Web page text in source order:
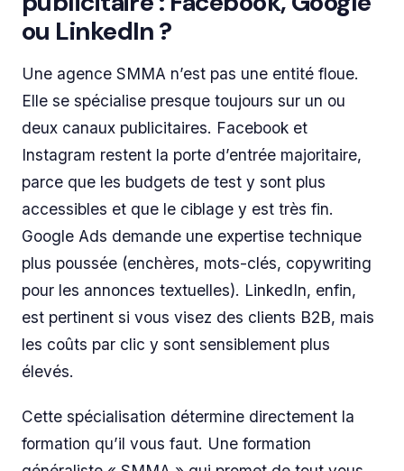
ou LinkedIn ?
Une agence SMMA n’est pas une entité floue.
Elle se spécialise presque toujours sur un ou
deux canaux publicitaires. Facebook et
Instagram restent la porte d’entrée majoritaire,
parce que les budgets de test y sont plus
accessibles et que le ciblage y est très fin.
Google Ads demande une expertise technique
plus poussée (enchères, mots-clés, copywriting
pour les annonces textuelles). LinkedIn, enfin,
est pertinent si vous visez des clients B2B, mais
les coûts par clic y sont sensiblement plus
élevés.
Cette spécialisation détermine directement la
formation qu’il vous faut. Une formation